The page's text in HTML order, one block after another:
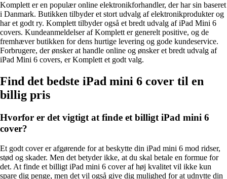
Komplett er en populær online elektronikforhandler, der har sin baseret
i Danmark. Butikken tilbyder et stort udvalg af elektronikprodukter og
har et godt ry. Komplett tilbyder også et bredt udvalg af iPad Mini 6
covers. Kundeanmeldelser af Komplett er generelt positive, og de
fremhæver butikken for dens hurtige levering og gode kundeservice.
Forbrugere, der ønsker at handle online og ønsker et bredt udvalg af
iPad Mini 6 covers, er Komplett et godt valg.
Find det bedste iPad mini 6 cover til en
billig pris
Hvorfor er det vigtigt at finde et billigt iPad mini 6
cover?
Et godt cover er afgørende for at beskytte din iPad mini 6 mod ridser,
stød og skader. Men det betyder ikke, at du skal betale en formue for
det. At finde et billigt iPad mini 6 cover af høj kvalitet vil ikke kun
spare dig penge, men det vil også give dig mulighed for at udnytte din